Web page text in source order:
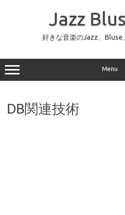
ッ
プ
Jazz
好きな音楽のJazz、Bluse
Menu
DB関連技術